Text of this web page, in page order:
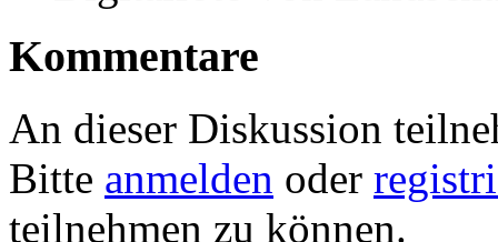
Kommentare
An dieser Diskussion
Bitte anmelden oder
teilnehmen zu können.